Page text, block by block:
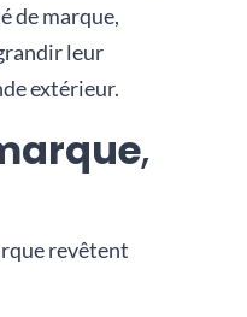
de marque,
leur
extérieur.
,
revêtent